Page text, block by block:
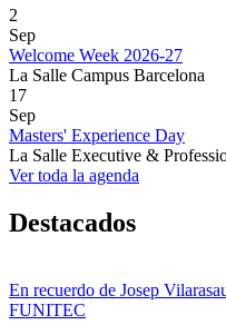
2
Sep
Welcome Week 2026-27
La Salle Campus Barcelona
17
Sep
Masters' Experience Day
La Salle Executive &
Ver toda la agenda
Destacados
En recuerdo de Josep
FUNITEC